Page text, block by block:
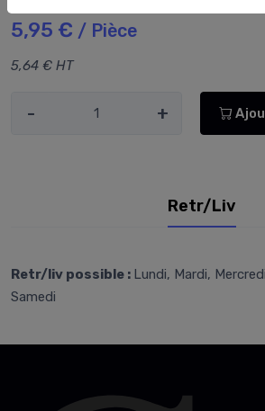
5,95 € / Pièce
5,64 € HT
- +
Retr/Liv
Retr/liv possible : Lundi, Mardi,
Samedi